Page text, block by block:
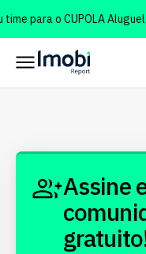
para o CUPOLA Aluguel
Assine